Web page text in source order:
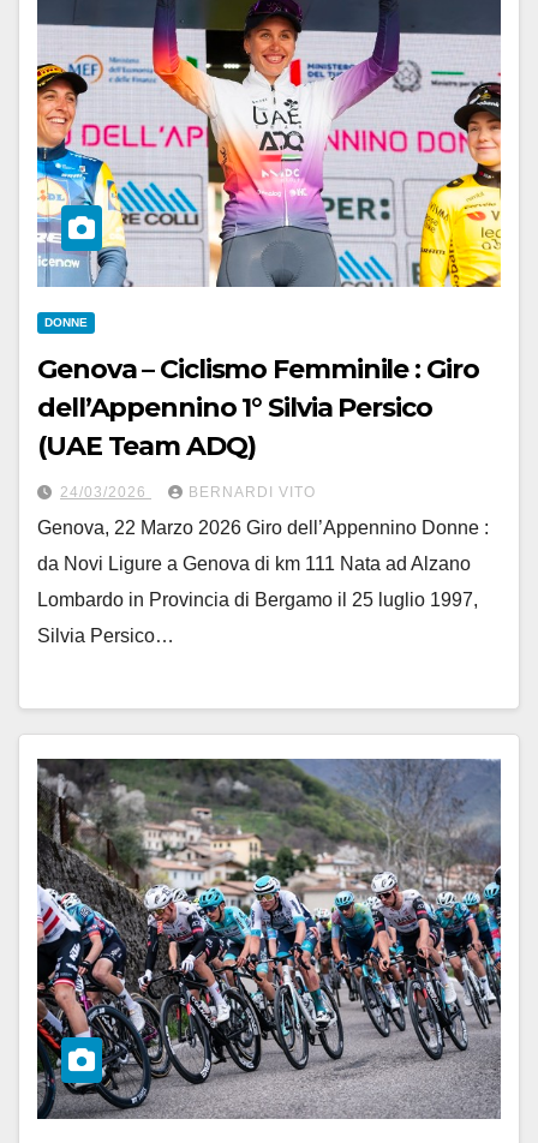
DONNE
Genova – Ciclismo Femminile : Giro
dell’Appennino 1° Silvia Persico
(UAE Team ADQ)
24/03/2026 BERNARDI VITO
Genova, 22 Marzo 2026 Giro dell’Appennino Donne :
da Novi Ligure a Genova di km 111 Nata ad Alzano
Lombardo in Provincia di Bergamo il 25 luglio 1997,
Silvia Persico…